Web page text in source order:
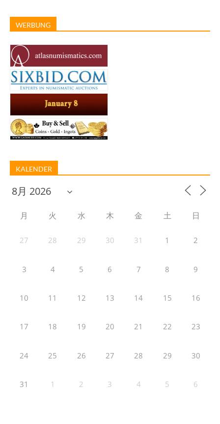
WERBUNG
KALENDER
月 火 水 木 金 土 日
27 28 29 30 31 1 2
3 4 5 6 7 8 9
10 11 12 13 14 15 16
17 18 19 20 21 22 23
24 25 26 27 28 29 30
31 1 2 3 4 5 6